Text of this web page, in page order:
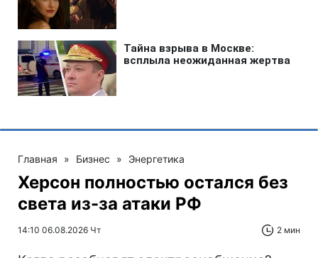
Главная » Бизнес » Энергетика
Херсон полностью остался без
света из-за атаки РФ
14:10 06.08.2026 Чт 2 мин